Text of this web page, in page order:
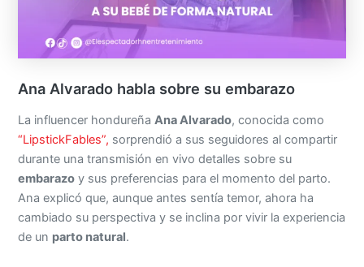
Ana Alvarado habla sobre su embarazo
La influencer hondureñaAna Alvarado, conocida como
“LipstickFables”, sorprendió a sus seguidores al compartir
durante una transmisión en vivo detalles sobre su
embarazo y sus preferencias para el momento del parto.
Ana explicó que, aunque antes sentía temor, ahora ha
cambiado su perspectiva y se inclina por vivir la experiencia
de un parto natural.